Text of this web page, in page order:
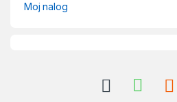
Moj nalog